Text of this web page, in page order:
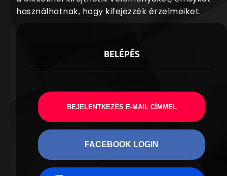
használhatnak, hogy kifejezzék érzelmeiket.
BELÉPÉS
BEJELENTKEZÉS E-MAIL CÍMMEL
FACEBOOK LOGIN